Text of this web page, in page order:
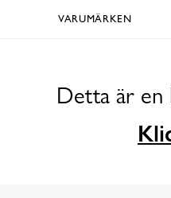
VARUMÄRKEN
Detta är en